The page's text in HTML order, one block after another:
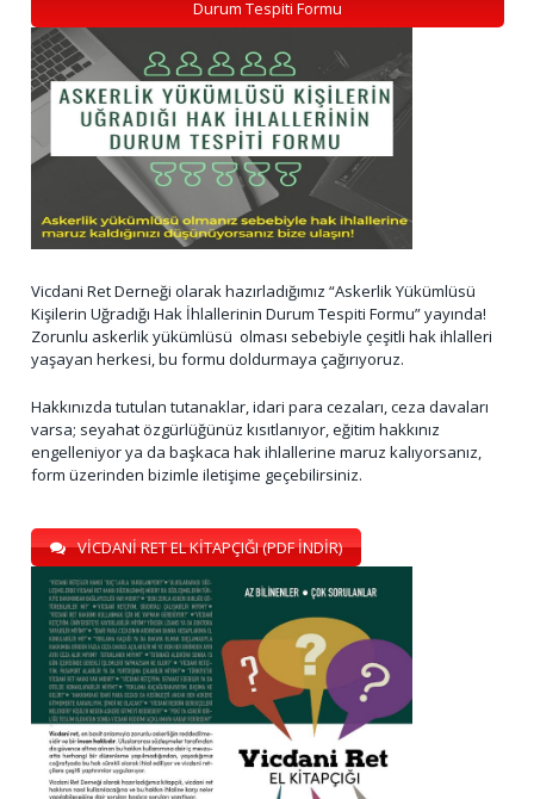
Durum Tespiti Formu
Vicdani Ret Derneği olarak hazırladığımız “Askerlik Yükümlüsü
Kişilerin Uğradığı Hak İhlallerinin Durum Tespiti Formu” yayında!
Zorunlu askerlik yükümlüsü olması sebebiyle çeşitli hak ihlalleri
yaşayan herkesi, bu formu doldurmaya çağırıyoruz.
Hakkınızda tutulan tutanaklar, idari para cezaları, ceza davaları
varsa; seyahat özgürlüğünüz kısıtlanıyor, eğitim hakkınız
engelleniyor ya da başkaca hak ihlallerine maruz kalıyorsanız,
form üzerinden bizimle iletişime geçebilirsiniz.
VİCDANİ RET EL KİTAPÇIĞI (PDF İNDİR)